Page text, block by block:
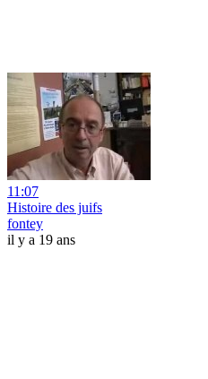
11:07
Histoire des juifs
fontey
il y a 19 ans